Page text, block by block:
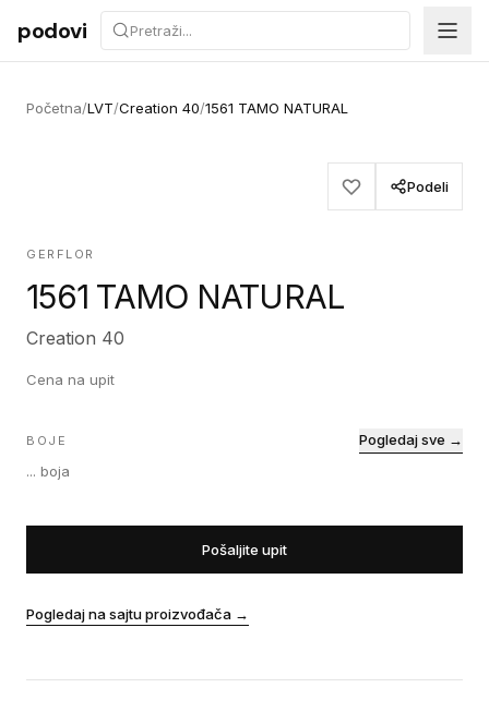
Preskoči na sadržaj
podovi
Početna/LVT/Creation 40/1561 TAMO NATURAL
Podeli
GERFLOR
1561 TAMO NATURAL
Creation 40
Cena na upit
BOJE
... boja
Pogledaj sve →
Pošaljite upit
Pogledaj na sajtu proizvođača →